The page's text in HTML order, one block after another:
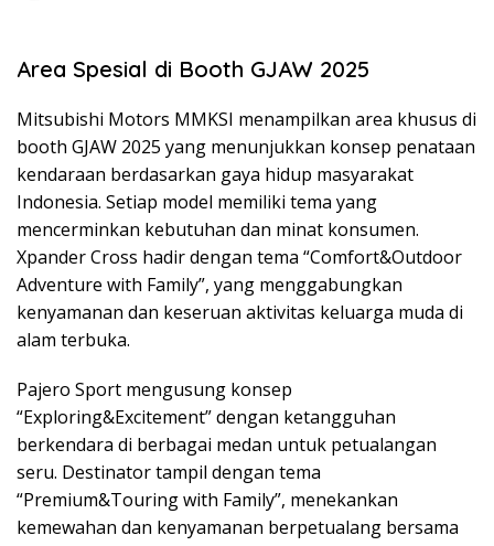
Area Spesial di Booth GJAW 2025
Mitsubishi Motors MMKSI menampilkan area khusus di
booth GJAW 2025 yang menunjukkan konsep penataan
kendaraan berdasarkan gaya hidup masyarakat
Indonesia. Setiap model memiliki tema yang
mencerminkan kebutuhan dan minat konsumen.
Xpander Cross hadir dengan tema “Comfort&Outdoor
Adventure with Family”, yang menggabungkan
kenyamanan dan keseruan aktivitas keluarga muda di
alam terbuka.
Pajero Sport mengusung konsep
“Exploring&Excitement” dengan ketangguhan
berkendara di berbagai medan untuk petualangan
seru. Destinator tampil dengan tema
“Premium&Touring with Family”, menekankan
kemewahan dan kenyamanan berpetualang bersama